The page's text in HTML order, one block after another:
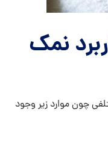
نمک
چون موارد زیر وجود